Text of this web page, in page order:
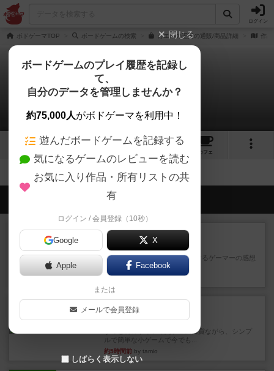
ログイン
ボドゲーマTOP ボードゲームの検索 カエルの王国の通販/商品詳細 作品
カエルの王国
拡張/関連作品 0件
5 2
カフェ
会員の新しい投稿
レビュー
ワンラウンド
星5軽〜中量級を中心にプレイするゲーマーの感想
です。今回はボードゲーム...
約2時間前by おとん
レビュー
充実
花火
ずっと前のドイツ年間ゲーム大賞ながら、シンプ
ルで簡単な小ゲームで今でも...
約5時間前 by tamio
閉じる
ボードゲームのプレイ履歴を記録し
て、
自分のデータを管理しませんか？
約75,000人がボドゲーマを利用中！
遊んだボードゲームを記録する
気になるゲームのレビューを読む
お気に入り作品・所有リストの共
有
ログイン / 会員登録（10秒）
Google X
Apple Facebook
または
メールで会員登録
しばらく表示しない